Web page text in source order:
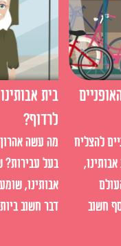
להצליח
חשוב
בית
לרדוף?
מה עשה
בעל עבירות?
אבותינו,
דבר חשוב